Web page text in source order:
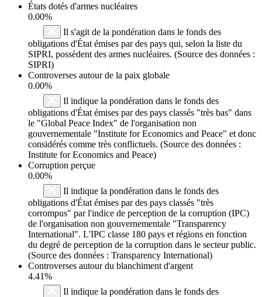
États dotés d'armes nucléaires
0.00%
Il s'agit de la pondération dans le fonds des
obligations d'État émises par des pays qui, selon la liste du
SIPRI, possèdent des armes nucléaires. (Source des données :
SIPRI)
Controverses autour de la paix globale
0.00%
Il indique la pondération dans le fonds des
obligations d'État émises par des pays classés "très bas" dans
le "Global Peace Index" de l'organisation non
gouvernementale "Institute for Economics and Peace" et donc
considérés comme très conflictuels. (Source des données :
Institute for Economics and Peace)
Corruption perçue
0.00%
Il indique la pondération dans le fonds des
obligations d'État émises par des pays classés "très
corrompus" par l'indice de perception de la corruption (IPC)
de l'organisation non gouvernementale "Transparency
International". L'IPC classe 180 pays et régions en fonction
du degré de perception de la corruption dans le secteur public.
(Source des données : Transparency International)
Controverses autour du blanchiment d'argent
4.41%
Il indique la pondération dans le fonds des